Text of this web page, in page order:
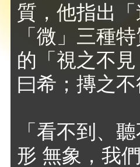
質，他指出
「微」三種
的「視之不
曰希；摶之
「看不到、
形 無象，我